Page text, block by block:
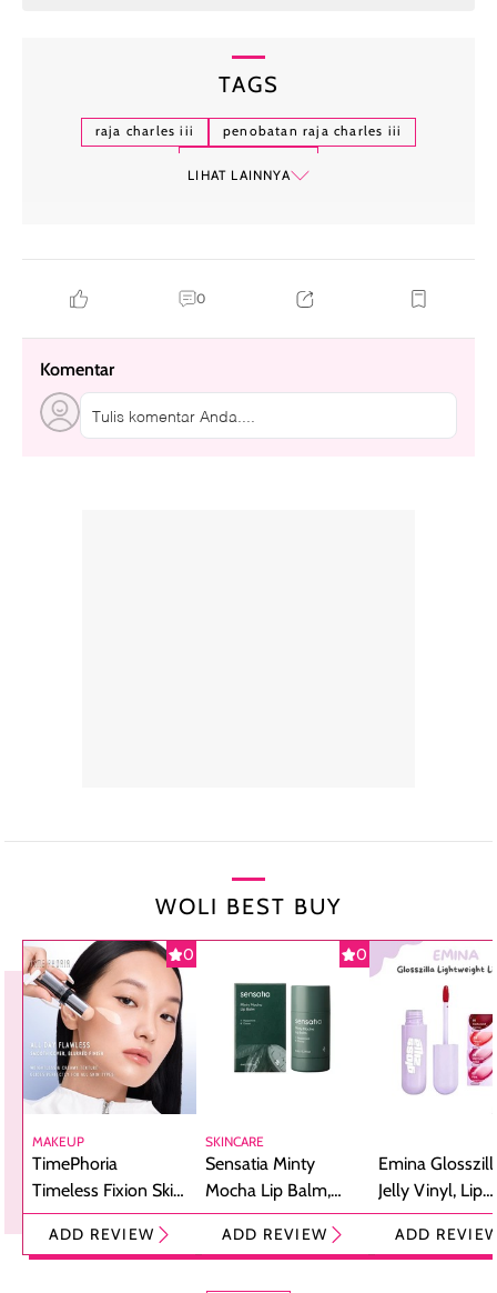
TAGS
raja charles iii
penobatan raja charles iii
LIHAT LAINNYA
0
Komentar
Tulis komentar Anda....
WOLI BEST BUY
0
MAKEUP
TimePhoria
Timeless Fixion Skin
Tint Stick,
Foundation dan
ADD REVIEW
0
SKINCARE
Sensatia Minty
Mocha Lip Balm,
Pelembap Bibir
dengan Aroma
ADD REVIEW
Emina
Jelly Vinyl, Lip
Cream Glossy
Ringan
ADD